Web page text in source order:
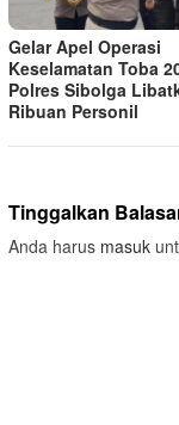
Gelar Apel Operasi
Keselamatan Toba
Polres Sibolga
Ribuan Personil
Tinggalkan
Anda harus masuk